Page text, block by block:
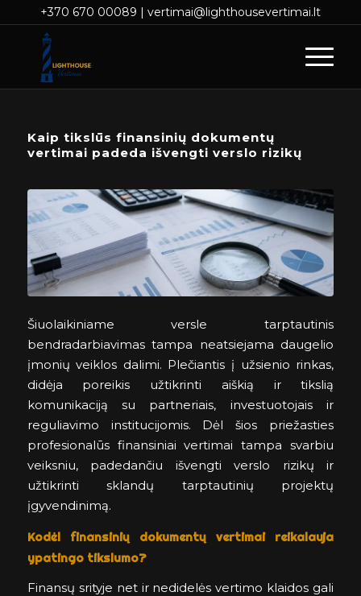
+370 670 00089 | vertimai@lighthousevertimai.lt
Kaip tikslūs finansinių dokumentų
vertimai padeda išvengti verslo rizikų
Šiuolaikiniame versle tarptautinis
bendradarbiavimas tampa neatsiejama daugelio
įmonių veiklos dalimi. Plečiantis į užsienio rinkas,
didėja poreikis užtikrinti aiškią ir tikslią
komunikaciją su partneriais, investuotojais ir
reguliavimo institucijomis. Dėl šios priežasties
profesionalūs finansiniai vertimai tampa svarbiu
veiksniu, padedančiu išvengti verslo rizikų ir
užtikrinti sklandų tarptautinių projektų
įgyvendinimą.
Kodėl finansinių dokumentų vertimai reikalauja
ypatingo tikslumo?
Finansų srityje net ir nedidelės vertimo klaidos gali